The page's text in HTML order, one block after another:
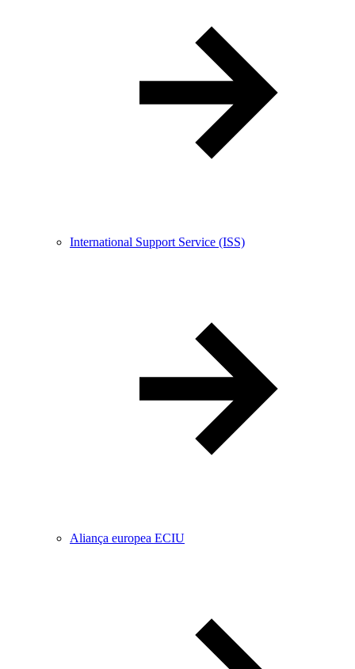
International Support Service (ISS)
Aliança europea ECIU